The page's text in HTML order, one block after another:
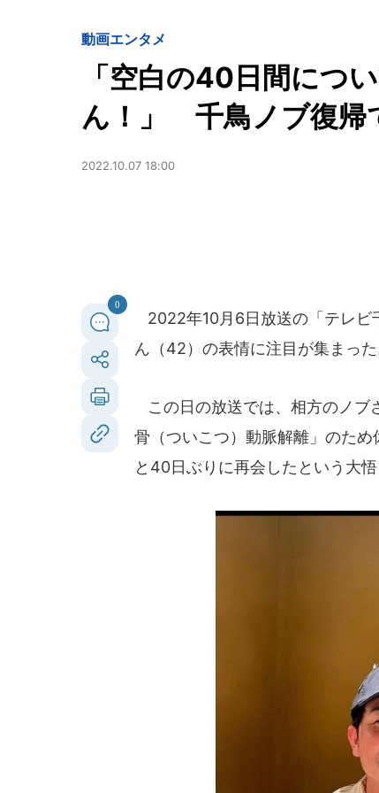
動画エンタメ
「空白の40日間につ
ん！」 千鳥ノブ復帰
2022.10.07 18:00
0
2022年10月6日放送の「テレビ
ん（42）の表情に注目が集まった
この日の放送では、相方のノブ
骨（ついこつ）動脈解離」のた
と40日ぶりに再会したという大